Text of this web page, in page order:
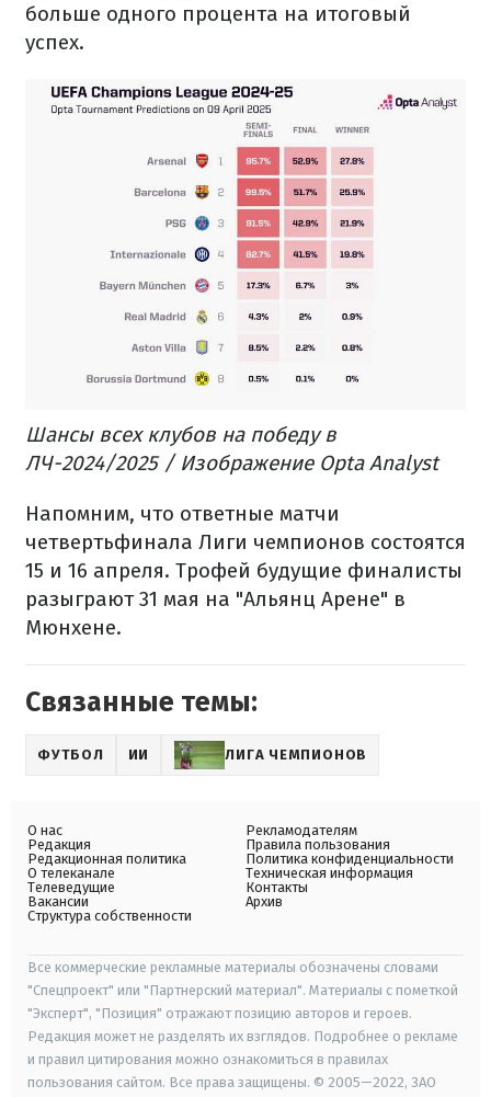
больше одного процента на итоговый
успех.
Шансы всех клубов на победу в
ЛЧ-2024/2025 / Изображение Opta Analyst
Напомним, что ответные матчи
четвертьфинала Лиги чемпионов состоятся
15 и 16 апреля. Трофей будущие финалисты
разыграют 31 мая на "Альянц Арене" в
Мюнхене.
Связанные темы:
ФУТБОЛ ИИ ЛИГА ЧЕМПИОНОВ
О нас
Редакция
Редакционная политика
О телеканале
Телеведущие
Вакансии
Структура собственности
Рекламодателям
Правила пользования
Политика конфиденциальности
Техническая информация
Контакты
Архив
Все коммерческие рекламные материалы обозначены словами
"Спецпроект" или "Партнерский материал". Материалы с пометкой
"Эксперт", "Позиция" отражают позицию авторов и героев.
Редакция может не разделять их взглядов. Подробнее о рекламе
и правил цитирования можно ознакомиться в правилах
пользования сайтом. Все права защищены. © 2005—2022, ЗАО